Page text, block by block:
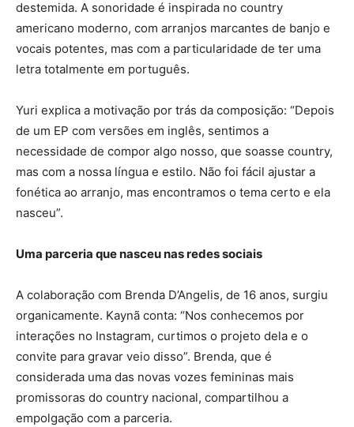
destemida. A sonoridade é inspirada no country
americano moderno, com arranjos marcantes de banjo e
vocais potentes, mas com a particularidade de ter uma
letra totalmente em português.
Yuri explica a motivação por trás da composição: “Depois
de um EP com versões em inglês, sentimos a
necessidade de compor algo nosso, que soasse country,
mas com a nossa língua e estilo. Não foi fácil ajustar a
fonética ao arranjo, mas encontramos o tema certo e ela
nasceu”.
Uma parceria que nasceu nas redes sociais
A colaboração com Brenda D’Angelis, de 16 anos, surgiu
organicamente. Kaynã conta: “Nos conhecemos por
interações no Instagram, curtimos o projeto dela e o
convite para gravar veio disso”. Brenda, que é
considerada uma das novas vozes femininas mais
promissoras do country nacional, compartilhou a
empolgação com a parceria.